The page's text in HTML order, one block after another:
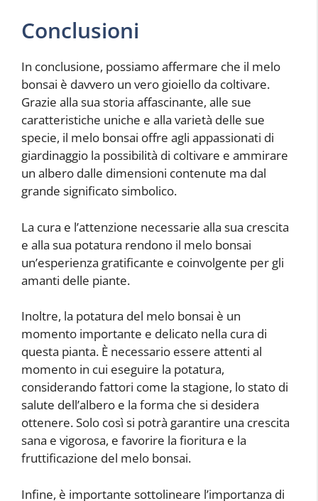
Conclusioni
In conclusione, possiamo affermare che il melo
bonsai è davvero un vero gioiello da coltivare.
Grazie alla sua storia affascinante, alle sue
caratteristiche uniche e alla varietà delle sue
specie, il melo bonsai offre agli appassionati di
giardinaggio la possibilità di coltivare e ammirare
un albero dalle dimensioni contenute ma dal
grande significato simbolico.
La cura e l’attenzione necessarie alla sua crescita
e alla sua potatura rendono il melo bonsai
un’esperienza gratificante e coinvolgente per gli
amanti delle piante.
Inoltre, la potatura del melo bonsai è un
momento importante e delicato nella cura di
questa pianta. È necessario essere attenti al
momento in cui eseguire la potatura,
considerando fattori come la stagione, lo stato di
salute dell’albero e la forma che si desidera
ottenere. Solo così si potrà garantire una crescita
sana e vigorosa, e favorire la fioritura e la
fruttificazione del melo bonsai.
Infine, è importante sottolineare l’importanza di